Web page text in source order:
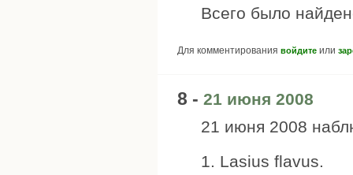
Всего было
Для комментирования войдите или
8 - 21 июня 2008
21 июня 2008
1. Lasius flavus.